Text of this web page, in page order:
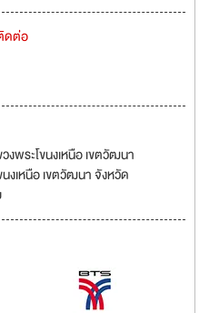
ดต่อ
พระโขนงเหนือ เขตวัฒนา
งเหนือ เขตวัฒนา จังหวัด